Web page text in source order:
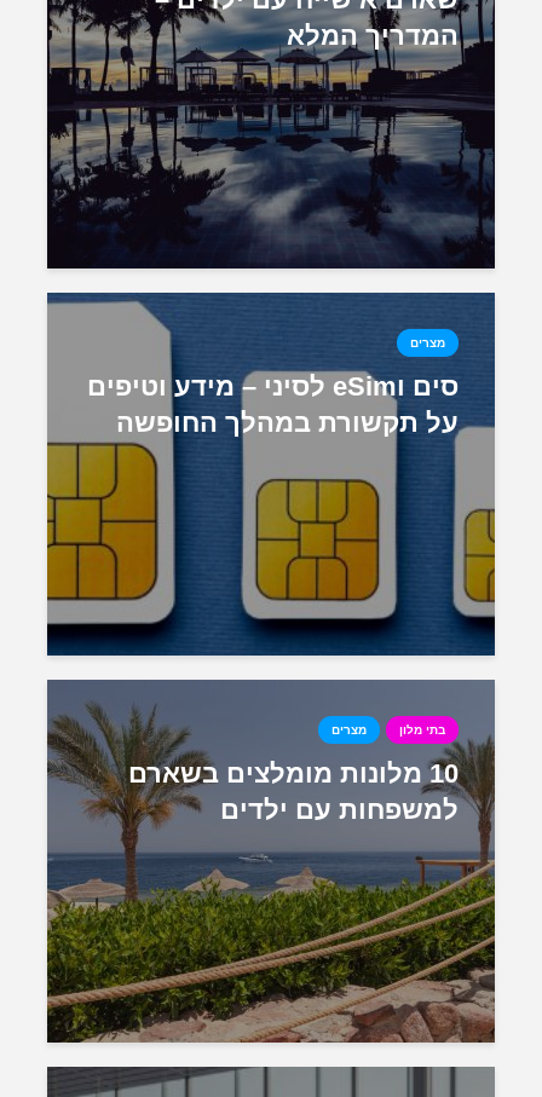
המדריך המלא
מצרים
סים וeSim לסיני – מידע וטיפים
על תקשורת במהלך החופשה
בתי מלון מצרים
10 מלונות מומלצים בשארם
למשפחות עם ילדים